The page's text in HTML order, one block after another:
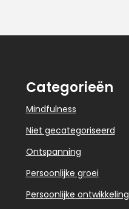
Categorieën
Mindfulness
Niet gecategoriseerd
Ontspanning
Persoonlijke groei
Persoonlijke ontwikkeling